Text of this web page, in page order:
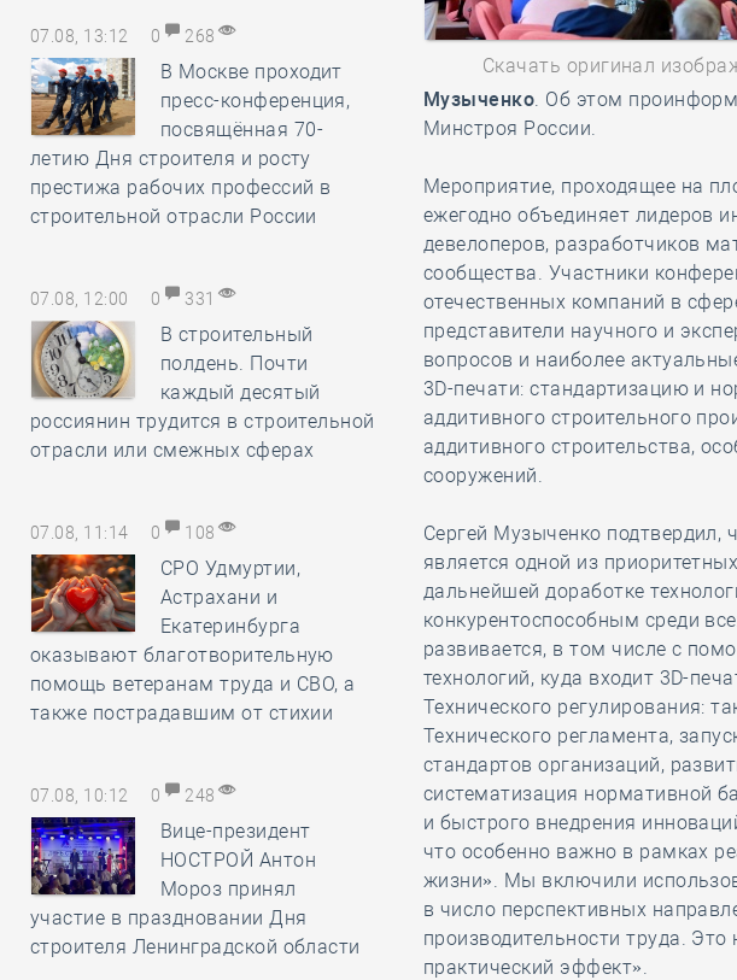
07.08, 13:12 0 268
В Москве проходит
пресс-конференция,
посвящённая 70-
летию Дня строителя и росту
престижа рабочих профессий в
строительной отрасли России
07.08, 12:00 0 331
В строительный
полдень. Почти
каждый десятый
россиянин трудится в строительной
отрасли или смежных сферах
07.08, 11:14 0 108
СРО Удмуртии,
Астрахани и
Екатеринбурга
оказывают благотворительную
помощь ветеранам труда и СВО, а
также пострадавшим от стихии
07.08, 10:12 0 248
Вице-президент
НОСТРОЙ Антон
Мороз принял
участие в праздновании Дня
строителя Ленинградской области
Скачать оригинал
Музыченко. Об этом
Минстроя России.
Мероприятие, проходящее на
ежегодно объединяет лидеров
девелоперов, разработчиков
сообщества. Участники
отечественных компаний в
представители научного и
вопросов и наиболее
3D-печати: стандартизацию и
аддитивного строительного
аддитивного строительства,
сооружений.
Сергей Музыченко подтвердил,
является одной из
дальнейшей доработке
конкурентоспособным среди
развивается, в том числе с
технологий, куда входит 3D-
Технического регулирования:
Технического регламента,
стандартов организаций,
систематизация нормативной
и быстрого внедрения
что особенно важно в рамках
жизни». Мы включили
в число перспективных
производительности труда.
практический эффект».